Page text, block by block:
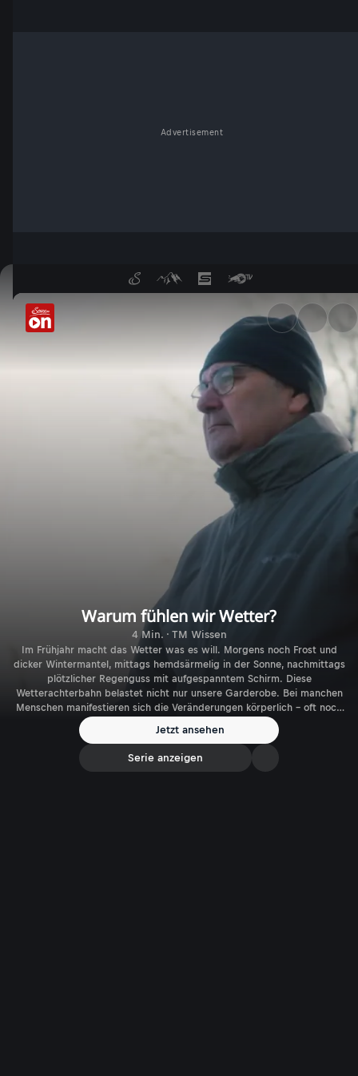
Advertisement
Warum fühlen wir Wetter? -
Warum fühlen wir Wetter?
4 Min. · TM Wissen
Im Frühjahr macht das Wetter was es will. Morgens noch Frost und
dicker Wintermantel, mittags hemdsärmelig in der Sonne, nachmittags
plötzlicher Regenguss mit aufgespanntem Schirm. Diese
Wetterachterbahn belastet nicht nur unsere Garderobe. Bei manchen
Menschen manifestieren sich die Veränderungen körperlich – oft noch
bevor sie eintreten. Das schmerzende Knie wird zum verlässlicheren
Wetterboten als jede Vorhersage-App.
Jetzt ansehen
Serie anzeigen